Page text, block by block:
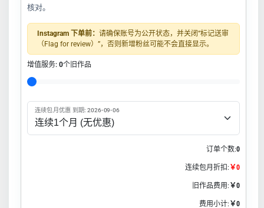
核对。
Instagram 下单前： 请确保账号为公开状态，并关闭“标记送审
（Flag for review）”，否则新增粉丝可能不会直接显示。
增值服务: 0个旧作品
连续包月优惠 到期: 2026-09-06
订单个数:0
连续包月折扣: ￥0
旧作品费用: ￥0
费用小计: ￥0